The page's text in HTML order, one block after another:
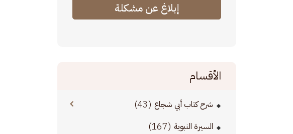
إبلاغ عن مشكلة
الأقسام
شرح كتاب أبي شجاع (43)
السيرة النبوية (167)